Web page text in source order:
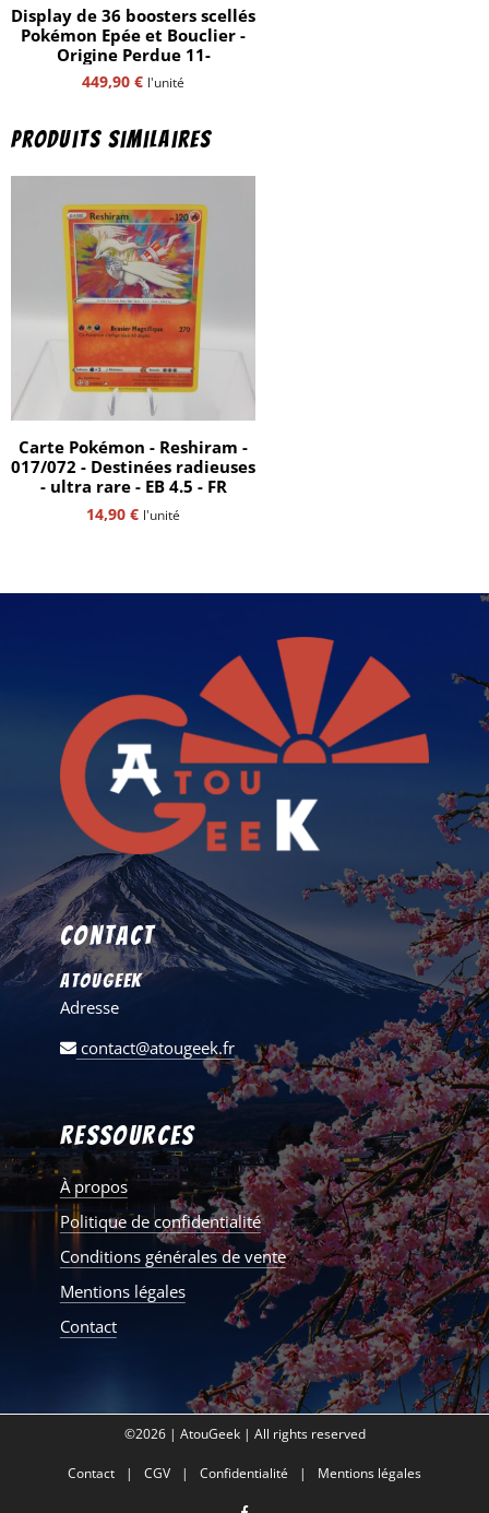
Display de 36 boosters scellés
Pokémon Epée et Bouclier -
Origine Perdue 11-
449,90 € l'unité
Produits similaires
Carte Pokémon - Reshiram -
017/072 - Destinées radieuses
- ultra rare - EB 4.5 - FR
14,90 € l'unité
Contact
AtouGeek
Adresse
contact@atougeek.fr
Ressources
À propos
Politique de confidentialité
Conditions générales de vente
Mentions légales
Contact
©2026 | AtouGeek | All rights reserved
Contact CGV Confidentialité Mentions légales